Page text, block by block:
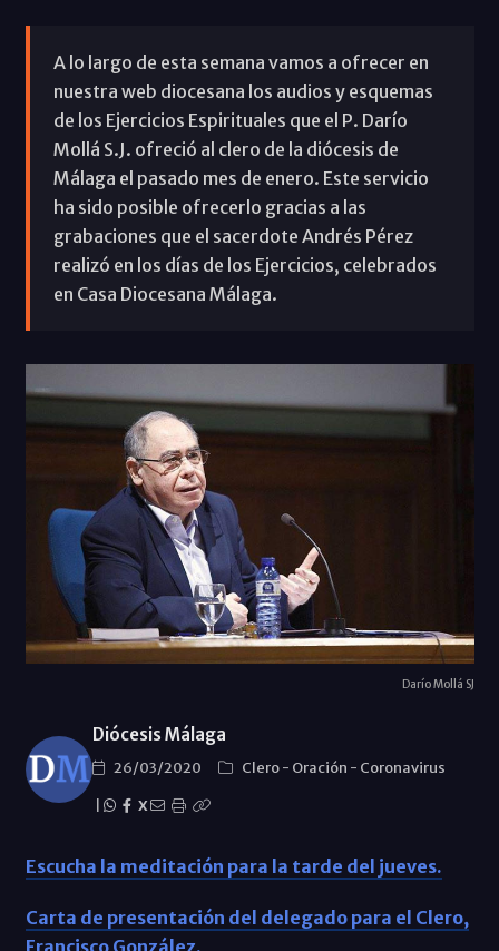
A lo largo de esta semana vamos a ofrecer en
nuestra web diocesana los audios y esquemas
de los Ejercicios Espirituales que el P. Darío
Mollá S.J. ofreció al clero de la diócesis de
Málaga el pasado mes de enero. Este servicio
ha sido posible ofrecerlo gracias a las
grabaciones que el sacerdote Andrés Pérez
realizó en los días de los Ejercicios, celebrados
en Casa Diocesana Málaga.
Darío Mollá SJ
Diócesis Málaga
26/03/2020 Clero- Oración - Coronavirus
X
Escucha la meditación para la tarde del jueves.
Carta de presentación del delegado para el Clero,
Francisco González.